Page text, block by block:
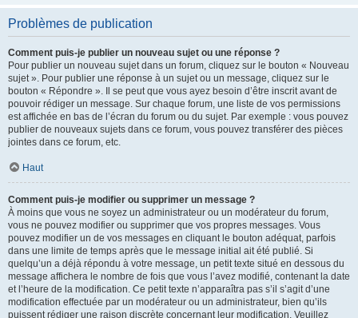
Problèmes de publication
Comment puis-je publier un nouveau sujet ou une réponse ?
Pour publier un nouveau sujet dans un forum, cliquez sur le bouton « Nouveau
sujet ». Pour publier une réponse à un sujet ou un message, cliquez sur le
bouton « Répondre ». Il se peut que vous ayez besoin d’être inscrit avant de
pouvoir rédiger un message. Sur chaque forum, une liste de vos permissions
est affichée en bas de l’écran du forum ou du sujet. Par exemple : vous pouvez
publier de nouveaux sujets dans ce forum, vous pouvez transférer des pièces
jointes dans ce forum, etc.
Haut
Comment puis-je modifier ou supprimer un message ?
À moins que vous ne soyez un administrateur ou un modérateur du forum,
vous ne pouvez modifier ou supprimer que vos propres messages. Vous
pouvez modifier un de vos messages en cliquant le bouton adéquat, parfois
dans une limite de temps après que le message initial ait été publié. Si
quelqu’un a déjà répondu à votre message, un petit texte situé en dessous du
message affichera le nombre de fois que vous l’avez modifié, contenant la date
et l’heure de la modification. Ce petit texte n’apparaîtra pas s’il s’agit d’une
modification effectuée par un modérateur ou un administrateur, bien qu’ils
puissent rédiger une raison discrète concernant leur modification. Veuillez